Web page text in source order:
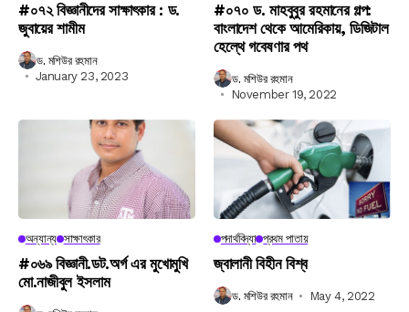
#০৭২ বিজ্ঞানীদের সাক্ষাৎকার : ড.
জুবায়ের শামীম
ড. মশিউর রহমান
January 23, 2023
#০৭০ ড. মাহবুবুর রহমানের গল্প:
বাংলাদেশ থেকে আমেরিকায়, ডিজিটাল
হেল্থে গবেষণার পথ
ড. মশিউর রহমান
November 19, 2022
অন্যান্য সাক্ষাৎকার
#০৬৯ বিজ্ঞানী.ডট.অর্গ এর মুখোমুখি
মো.নাজীবুল ইসলাম
পদার্থবিদ্যা প্রথম পাতায়
জ্বালানী বিহীন বিশ্ব
ড. মশিউর রহমান May 4, 2022